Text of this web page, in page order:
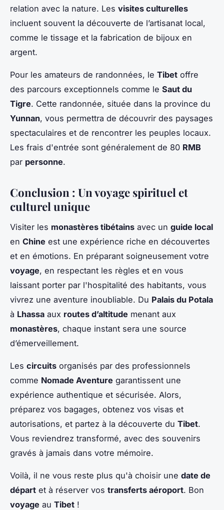
relation avec la nature. Les visites culturelles
incluent souvent la découverte de l’artisanat local,
comme le tissage et la fabrication de bijoux en
argent.
Pour les amateurs de randonnées, le Tibet offre
des parcours exceptionnels comme le Saut du
Tigre. Cette randonnée, située dans la province du
Yunnan, vous permettra de découvrir des paysages
spectaculaires et de rencontrer les peuples locaux.
Les frais d'entrée sont généralement de 80 RMB
par personne.
Conclusion : Un voyage spirituel et
culturel unique
Visiter les monastères tibétains avec un guide local
en Chine est une expérience riche en découvertes
et en émotions. En préparant soigneusement votre
voyage, en respectant les règles et en vous
laissant porter par l'hospitalité des habitants, vous
vivrez une aventure inoubliable. Du Palais du Potala
à Lhassa aux routes d’altitude menant aux
monastères, chaque instant sera une source
d’émerveillement.
Les circuits organisés par des professionnels
comme Nomade Aventure garantissent une
expérience authentique et sécurisée. Alors,
préparez vos bagages, obtenez vos visas et
autorisations, et partez à la découverte du Tibet.
Vous reviendrez transformé, avec des souvenirs
gravés à jamais dans votre mémoire.
Voilà, il ne vous reste plus qu'à choisir une date de
départ et à réserver vos transferts aéroport. Bon
voyage au Tibet !